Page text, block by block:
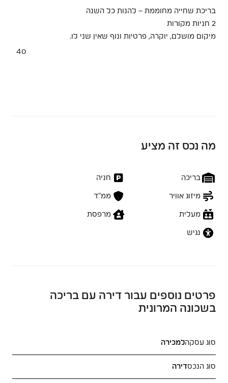
בריכת שחייה מחוממת – להנות כל השנה
2 חניות מקורות
מיקום מושלם, יוקרה, פרטיות ונוף שאין שני לו.
4o
מה נכס זה מציע
בריכה חניה
מיזוג אוויר ממ״ד
מעלית מרפסת
נגיש
פרטים נוספים עבור דירה עם בריכה
בשכונה המרונית
סוג עסקהלמכירה
סוג הנכסדירה